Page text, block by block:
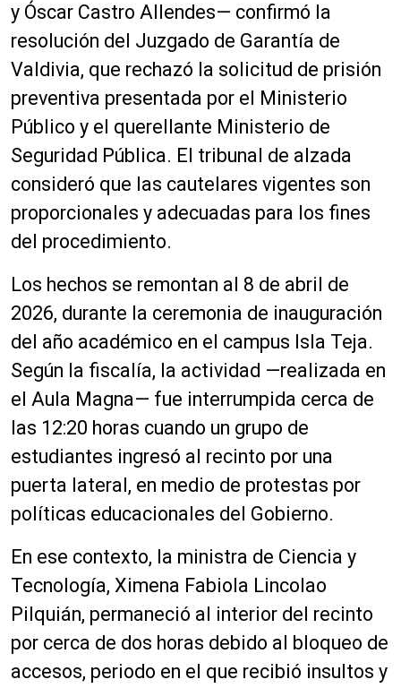
y Óscar Castro Allendes— confirmó la
resolución del Juzgado de Garantía de
Valdivia, que rechazó la solicitud de prisión
preventiva presentada por el Ministerio
Público y el querellante Ministerio de
Seguridad Pública. El tribunal de alzada
consideró que las cautelares vigentes son
proporcionales y adecuadas para los fines
del procedimiento.
Los hechos se remontan al 8 de abril de
2026, durante la ceremonia de inauguración
del año académico en el campus Isla Teja.
Según la fiscalía, la actividad —realizada en
el Aula Magna— fue interrumpida cerca de
las 12:20 horas cuando un grupo de
estudiantes ingresó al recinto por una
puerta lateral, en medio de protestas por
políticas educacionales del Gobierno.
En ese contexto, la ministra de Ciencia y
Tecnología, Ximena Fabiola Lincolao
Pilquián, permaneció al interior del recinto
por cerca de dos horas debido al bloqueo de
accesos, periodo en el que recibió insultos y